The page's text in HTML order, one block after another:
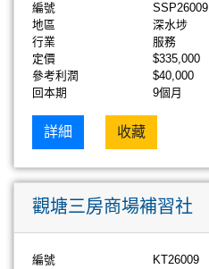
編號
SSP26009
地區
深水埗
行業
服務
定價
$335,000
參考利潤
$40,000
回本期
9個月
詳細 收藏
觀塘三房商場補習社
編號
KT26009